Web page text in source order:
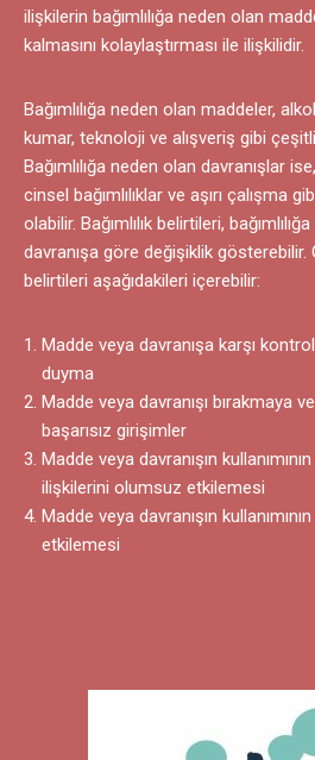
ilişkilerin bağımlılığa neden olan
kalmasını kolaylaştırması ile ilişkilidir.
Bağımlılığa neden olan maddeler,
kumar, teknoloji ve alışveriş gibi
Bağımlılığa neden olan davranışlar
cinsel bağımlılıklar ve aşırı çalışma
olabilir. Bağımlılık belirtileri,
davranışa göre değişiklik gösterebilir.
belirtileri aşağıdakileri içerebilir:
Madde veya davranışa karşı
duyma
Madde veya davranışı bırakmaya
başarısız girişimler
Madde veya davranışın
ilişkilerini olumsuz etkilemesi
Madde veya davranışın
etkilemesi